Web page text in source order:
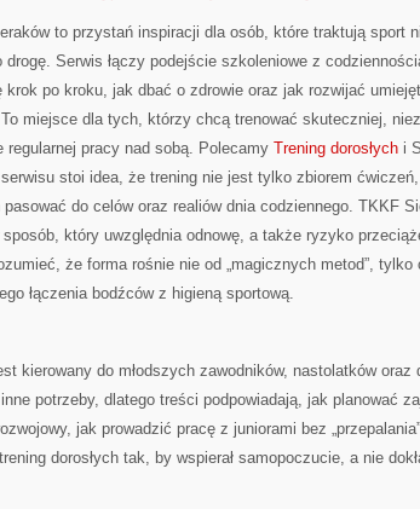
to przystań inspiracji dla osób, które traktują sport
drogę. Serwis łączy podejście szkoleniowe z
krok po kroku, jak dbać o zdrowie oraz jak rozwijać
To miejsce dla tych, którzy chcą trenować skuteczniej,
regularnej pracy nad sobą. Polecamy Trening dorosłych i
stoi idea, że trening nie jest tylko zbiorem
pasować do celów oraz realiów dnia codziennego. TKKF
sposób, który uwzględnia odnowę, a także ryzyko
że forma rośnie nie od „magicznych metod”, tylko
łączenia bodźców z higieną sportową.
kierowany do młodszych zawodników, nastolatków oraz
potrzeby, dlatego treści podpowiadają, jak planować
jak prowadzić pracę z juniorami bez
dorosłych tak, by wspierał samopoczucie, a nie